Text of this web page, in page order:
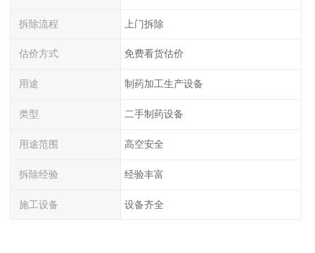
拆除流程 上门拆除
估价方式 免费看货估价
用途 制药加工生产设备
类型 二手制药设备
用途范围 高空安全
拆除经验 经验丰富
施工设备 设备齐全